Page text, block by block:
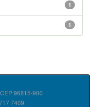
1
1
96815-900